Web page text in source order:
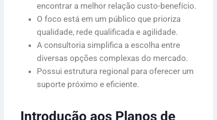
encontrar a melhor relação custo-benefício.
O foco está em um público que prioriza
qualidade, rede qualificada e agilidade.
A consultoria simplifica a escolha entre
diversas opções complexas do mercado.
Possui estrutura regional para oferecer um
suporte próximo e eficiente.
Introdução aos Planos de